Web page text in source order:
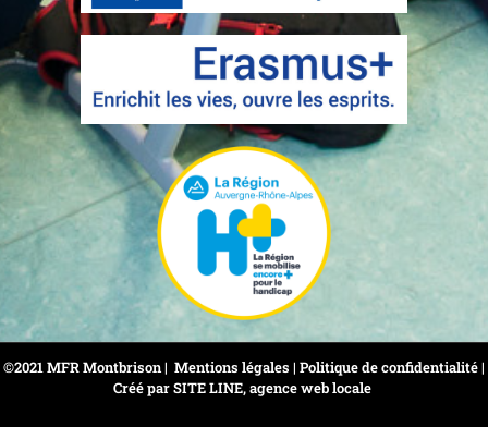
©2021 MFR Montbrison | Mentions légales | Politique de confidentialité​ |
Créé par SITE LINE,agence web locale